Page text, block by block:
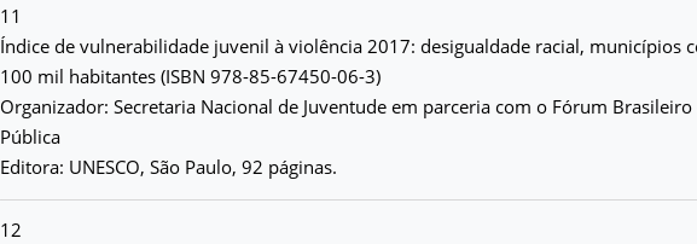
11
Índice de vulnerabilidade juvenil à violência 2017: desigualdade racial, municípios
100 mil habitantes (ISBN 978-85-67450-06-3)
Organizador: Secretaria Nacional de Juventude em parceria com o Fórum Brasileiro
Pública
Editora: UNESCO, São Paulo, 92 páginas.
12